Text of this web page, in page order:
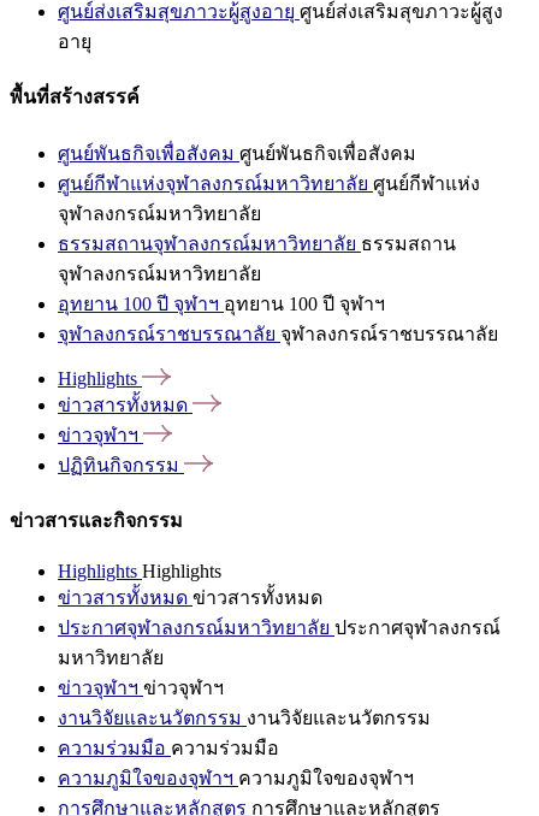
ศูนย์ส่งเสริมสุขภาวะผู้สูงอายุ ศูนย์ส่งเสริมสุขภาวะผู้สูง
อายุ
พื้นที่สร้างสรรค์
ศูนย์พันธกิจเพื่อสังคม ศูนย์พันธกิจเพื่อสังคม
ศูนย์กีฬาแห่งจุฬาลงกรณ์มหาวิทยาลัย ศูนย์กีฬาแห่ง
จุฬาลงกรณ์มหาวิทยาลัย
ธรรมสถานจุฬาลงกรณ์มหาวิทยาลัย ธรรมสถาน
จุฬาลงกรณ์มหาวิทยาลัย
อุทยาน 100 ปี จุฬาฯ อุทยาน 100 ปี จุฬาฯ
จุฬาลงกรณ์ราชบรรณาลัย จุฬาลงกรณ์ราชบรรณาลัย
Highlights
ข่าวสารทั้งหมด
ข่าวจุฬาฯ
ปฏิทินกิจกรรม
ข่าวสารและกิจกรรม
Highlights Highlights
ข่าวสารทั้งหมด ข่าวสารทั้งหมด
ประกาศจุฬาลงกรณ์มหาวิทยาลัย ประกาศจุฬาลงกรณ์
มหาวิทยาลัย
ข่าวจุฬาฯ ข่าวจุฬาฯ
งานวิจัยและนวัตกรรม งานวิจัยและนวัตกรรม
ความร่วมมือ ความร่วมมือ
ความภูมิใจของจุฬาฯ ความภูมิใจของจุฬาฯ
การศึกษาและหลักสูตร การศึกษาและหลักสูตร